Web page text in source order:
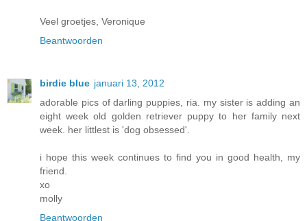
Veel groetjes, Veronique
Beantwoorden
birdie blue januari 13, 2012
adorable pics of darling puppies, ria. my sister is adding an
eight week old golden retriever puppy to her family next
week. her littlest is 'dog obsessed'.
i hope this week continues to find you in good health, my
friend.
xo
molly
Beantwoorden